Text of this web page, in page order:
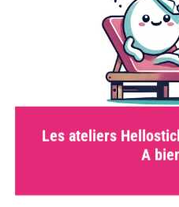
Les ateliers
A